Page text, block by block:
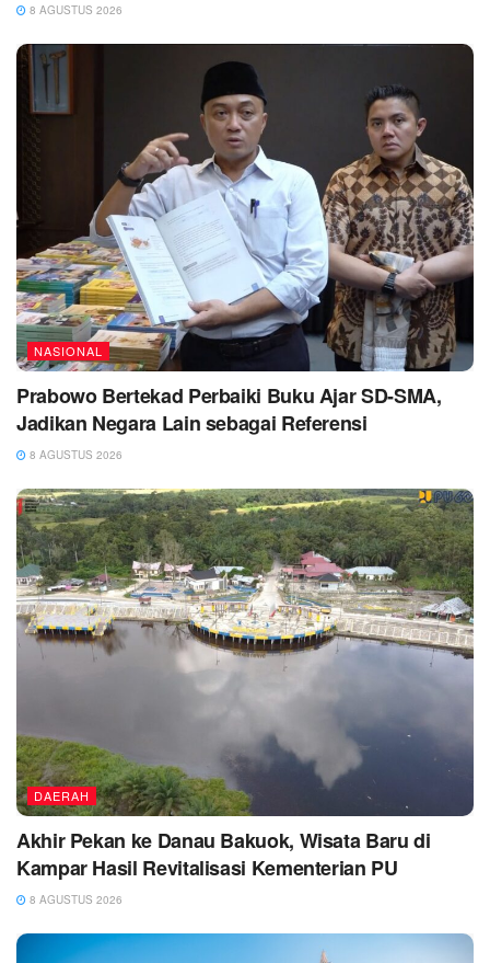
8 AGUSTUS 2026
NASIONAL
Prabowo Bertekad Perbaiki Buku Ajar SD-SMA,
Jadikan Negara Lain sebagai Referensi
8 AGUSTUS 2026
DAERAH
Akhir Pekan ke Danau Bakuok, Wisata Baru di
Kampar Hasil Revitalisasi Kementerian PU
8 AGUSTUS 2026